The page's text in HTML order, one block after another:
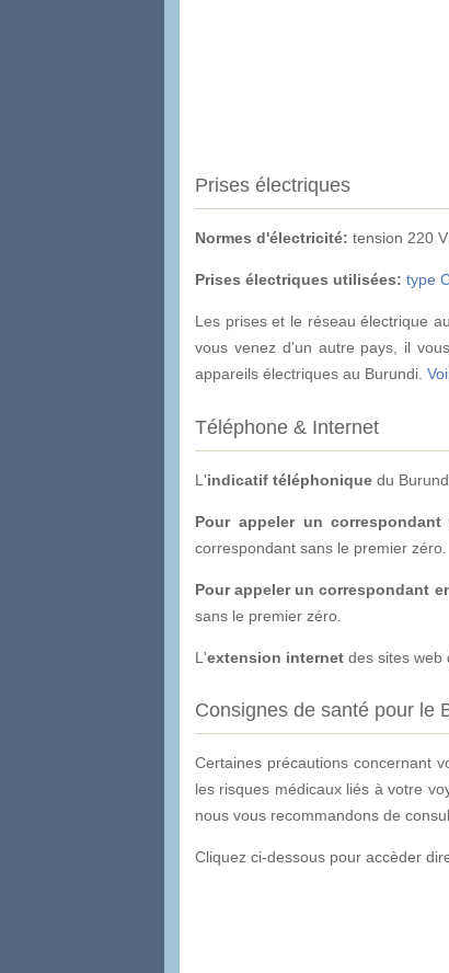
Prises électriques
Normes d'électricité: tension 220
Prises électriques utilisées: type
Les prises et le réseau électrique
vous venez d'un autre pays, il
appareils électriques au Burundi.
Téléphone & Internet
L'indicatif téléphonique du
Pour appeler un
correspondant sans le premier zéro.
Pour appeler un correspondant
sans le premier zéro.
L'extension internet des sites web
Consignes de santé pour le
Certaines précautions concernant
les risques médicaux liés à votre
nous vous recommandons de
Cliquez ci-dessous pour accèder